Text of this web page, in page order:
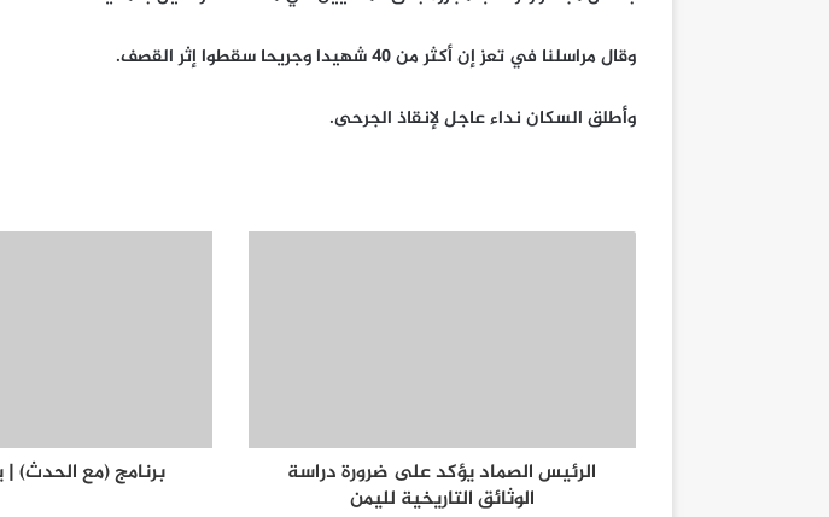
وقال مراسلنا في تعز إن أكثر من 40 شهيدا وجريحا سقطوا إثر القصف.
وأطلق السكان نداء عاجل لإنقاذ الجرحى.
الرئيس الصماد يؤكد على ضرورة دراسة
الوثائق التاريخية لليمن
برنامج (مع الحدث) | يوم 17-